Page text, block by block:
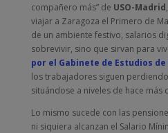
compañero más” de USO-Madrid
viajar a Zaragoza el Primero de
de un ambiente festivo, salarios
sobrevivir, sino que sirvan para
por el Gabinete de Estudios de
los trabajadores siguen
situándose a niveles de hace más
Lo mismo sucede con las
ni siquiera alcanzan el Salario